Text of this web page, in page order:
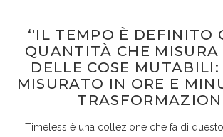
‘'IL TEMPO È DEFINITO
QUANTITÀ CHE
DELLE COSE
MISURATO IN ORE E
Timeless è una collezione che fa di